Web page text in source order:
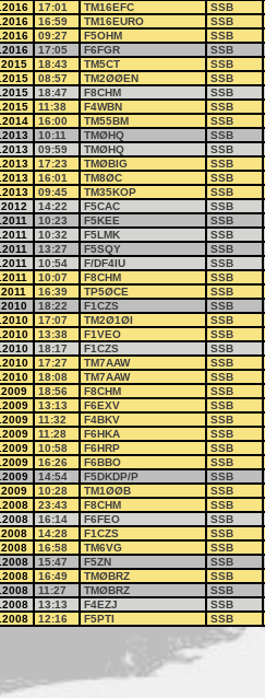
17:01 TM16EFC SSB
16:59 TM16EURO SSB
09:27 F5OHM SSB
17:05 F6FGR SSB
18:43 TM5CT SSB
08:57 TM2ØØEN SSB
18:47 F8CHM SSB
11:38 F4WBN SSB
16:00 TM55BM SSB
10:11 TMØHQ SSB
09:59 TMØHQ SSB
17:23 TMØBIG SSB
16:01 TM8ØC SSB
09:45 TM35KOP SSB
14:22 F5CAC SSB
10:23 F5KEE SSB
10:32 F5LMK SSB
13:27 F5SQY SSB
10:54 F/DF4IU SSB
10:07 F8CHM SSB
16:39 TP5ØCE SSB
18:22 F1CZS SSB
17:07 TM2Ø1ØI SSB
13:38 F1VEO SSB
18:17 F1CZS SSB
17:27 TM7AAW SSB
18:08 TM7AAW SSB
18:56 F8CHM SSB
13:13 F6EXV SSB
11:32 F4BKV SSB
11:28 F6HKA SSB
10:58 F6HRP SSB
16:26 F6BBO SSB
14:54 F5DKDP/P SSB
10:28 TM1ØØB SSB
23:43 F8CHM SSB
16:14 F6FEO SSB
14:28 F1CZS SSB
16:58 TM6VG SSB
15:47 F5ZN SSB
16:49 TMØBRZ SSB
11:27 TMØBRZ SSB
13:13 F4EZJ SSB
12:16 F5PTI SSB